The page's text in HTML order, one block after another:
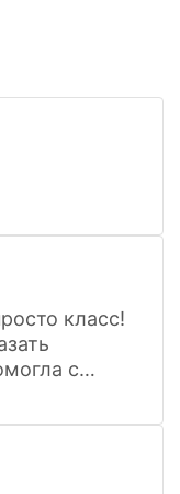
класс!
с
и покупать